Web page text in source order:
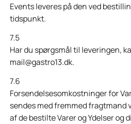
Events leveres på den ved
tidspunkt.
7.5
Har du spørgsmål til leveringen,
mail@gastro13.dk.
7.6
Forsendelsesomkostninger for
sendes med fremmed fragtmand
af de bestilte Varer og Ydelser og